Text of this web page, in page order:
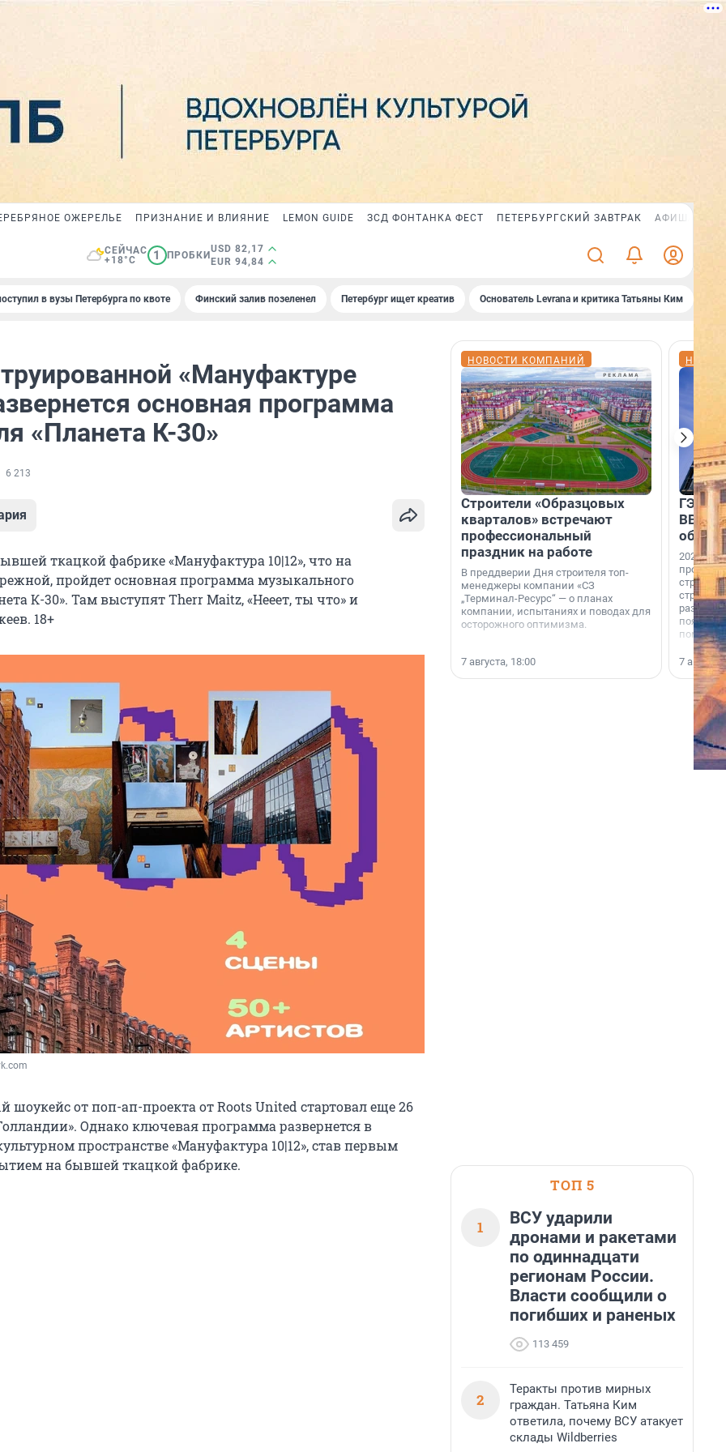
ОЖЕРЕЛЬЕ ПРИЗНАНИЕ И ВЛИЯНИЕ LEMON GUIDE ЗСД ФОНТАНКА ФЕСТ ПЕТЕРБУРГСКИЙ ЗАВТРАК АФИША PLUS
СЕЙЧАС
+18°C
1 ПРОБКИ
USD 82,17
EUR 94,84
в вузы Петербурга по квоте Финский залив позеленел Петербург ищет креатив Основатель Levrana и критика Татьяны Ким
«Мануфактуре
основная программа
«Планета К-30»
6 213
ткацкой фабрике «Мануфактура 10|12», что на
пройдет основная программа музыкального
К-30». Там выступят Therr Maitz, «Нееет, ты что» и
18+
шоукейс от поп-ап-проекта от Roots United стартовал еще 26
Однако ключевая программа развернется в
пространстве «Мануфактура 10|12», став первым
на бывшей ткацкой фабрике.
НОВОСТИ КОМПАНИЙ
Строители «Образцовых
кварталов» встречают
профессиональный
праздник на работе
В преддверии Дня строителя топ-
менеджеры компании «СЗ
„Терминал-Ресурс“ — о планах
компании, испытаниях и поводах для
осторожного оптимизма.
7 августа, 18:00
ГЭС,
ВВП: в
об
2026-й —
раз. В
7
ТОП 5
1
ВСУ ударили
дронами и ракетами
по одиннадцати
регионам России.
Власти сообщили о
погибших и раненых
113 459
2
Теракты против мирных
граждан. Татьяна Ким
ответила, почему ВСУ атакует
склады Wildberries